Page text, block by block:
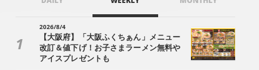
2026/8/4
【大阪府】「大阪ふくちぁん」メニュー
改訂＆値下げ！お子さまラーメン無料や
アイスプレゼントも